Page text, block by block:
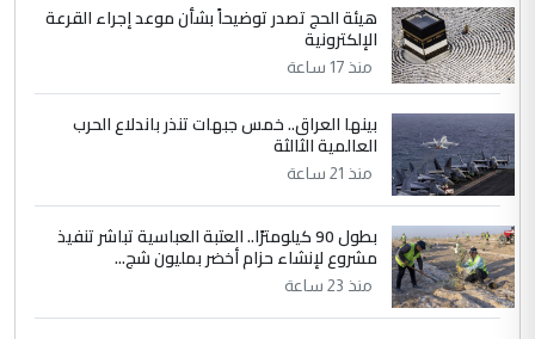
هيئة الحج تصدر توضيحاً بشأن موعد إجراء القرعة
الإلكترونية
منذ 17 ساعة
بينها العراق.. خمس جبهات تنذر باندلاع الحرب
العالمية الثالثة
منذ 21 ساعة
بطول 90 كيلومترًا.. العتبة العباسية تباشر تنفيذ
مشروع لإنشاء حزام أخضر بمليون شج...
منذ 23 ساعة